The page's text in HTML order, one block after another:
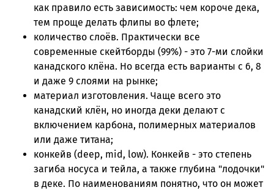
как правило есть зависимость: чем короче дека,
тем проще делать флипы во флете;
количество слоёв. Практически все
современные скейтборды (99%) - это 7-ми слойки
канадского клёна. Но всегда есть варианты с 6, 8
и даже 9 слоями на рынке;
материал изготовления. Чаще всего это
канадский клён, но иногда деки делают с
включением карбона, полимерных материалов
или даже титана;
конкейв (deep, mid, low). Конкейв - это степень
загиба носуса и тейла, а также глубина "лодочки"
в деке. По наименованиям понятно, что он может